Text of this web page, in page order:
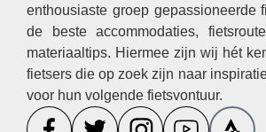
enthousiaste groep gepassioneerde
de beste accommodaties,
materiaaltips. Hiermee zijn wij hét
fietsers die op zoek zijn naar
voor hun volgende fietsvontuur.